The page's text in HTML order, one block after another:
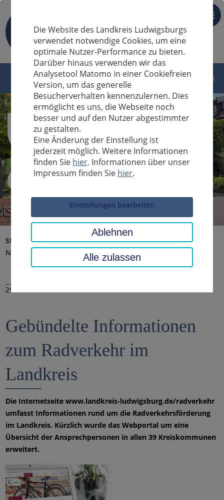
DE
Sucheingabe
Startseite Landratsamt, Landkreis
Aktuelles
Nachrichten
29.04.2022
Gebündelte Informationen
zum Radverkehr im
Landkreis
Die Internetseite www.landkreis-ludwigsburg.de/radverkehr
umfasst Informationen rund um die Radverkehrsförderung
im Landkreis. Kürzlich wurde das Webportal um eine
Übersicht der Ansprechpersonen in allen 39 Kreiskommunen
erweitert.
Die Website des Landkreis Ludwigsburgs
verwendet notwendige Cookies, um eine
optimale Nutzer-Performance zu bieten.
Darüber hinaus verwenden wir das
Analysetool Matomo in einer Cookiefreien
Version, um das generelle
Besucherverhalten kennenzulernen. Dies
ermöglicht es uns, die Webseite noch
besser und auf den Nutzer abgestimmter
zu gestalten.
Eine Änderung der Einstellung ist
jederzeit möglich. Weitere Informationen
finden Sie hier. Informationen über unser
Impressum finden Sie hier.
Einstellungen bearbeiten
Ablehnen
Alle zulassen